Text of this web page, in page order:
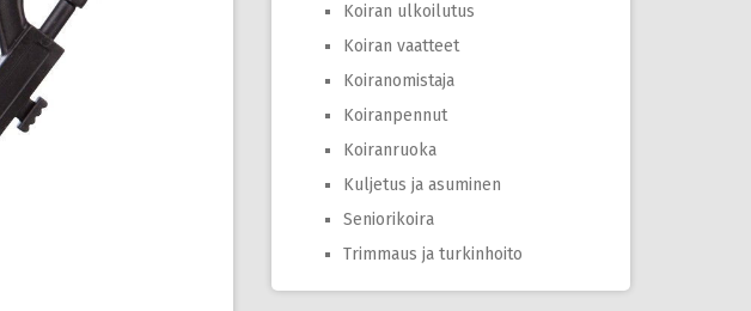
Koiran ulkoilutus
Koiran vaatteet
Koiranomistaja
Koiranpennut
Koiranruoka
Kuljetus ja asuminen
Seniorikoira
Trimmaus ja turkinhoito